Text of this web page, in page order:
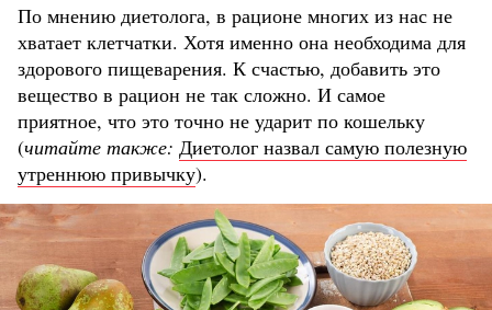
По мнению диетолога, в рационе многих из нас не
хватает клетчатки. Хотя именно она необходима для
здорового пищеварения. К счастью, добавить это
вещество в рацион не так сложно. И самое
приятное, что это точно не ударит по кошельку
(читайте также: Диетолог назвал самую полезную
утреннюю привычку).